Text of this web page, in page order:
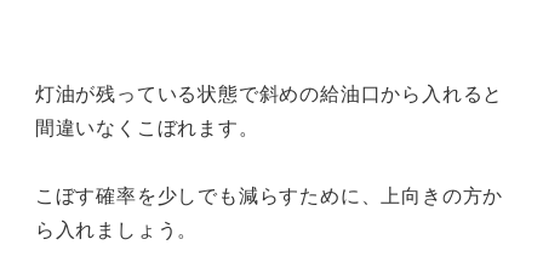
灯油が残っている状態で斜めの給油口から入れると
間違いなくこぼれます。
こぼす確率を少しでも減らすために、上向きの方か
ら入れましょう。